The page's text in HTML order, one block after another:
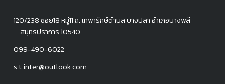
120/238 ซอย18 หมู่11 ถ. เทพารักษ์ตำบล บางปลา อำเภอบางพลี
สมุทรปราการ 10540
099-490-6022
s.t.inter@outlook.com